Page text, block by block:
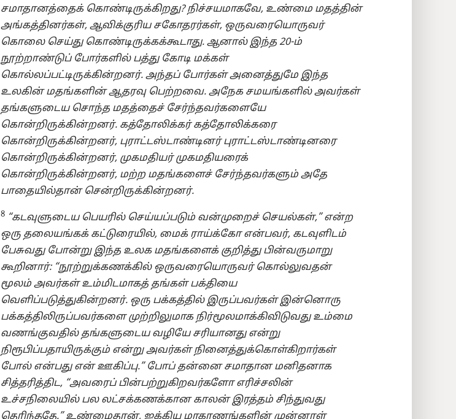
சமாதானத்தைக் கொண்டிருக்கிறது? நிச்சயமாகவே, உண்மை மதத்தின்
அங்கத்தினர்கள், ஆவிக்குரிய சகோதரர்கள், ஒருவரையொருவர்
கொலை செய்து கொண்டிருக்கக்கூடாது. ஆனால் இந்த 20-ம்
நூற்றாண்டுப் போர்களில் பத்து கோடி மக்கள்
கொல்லப்பட்டிருக்கின்றனர். அந்தப் போர்கள் அனைத்துமே இந்த
உலகின் மதங்களின் ஆதரவு பெற்றவை. அநேக சமயங்களில் அவர்கள்
தங்களுடைய சொந்த மதத்தைச் சேர்ந்தவர்களையே
கொன்றிருக்கின்றனர். கத்தோலிக்கர் கத்தோலிக்கரை
கொன்றிருக்கின்றனர், புராட்டஸ்டாண்டினர் புராட்டஸ்டாண்டினரை
கொன்றிருக்கின்றனர், முகமதியர் முகமதியரைக்
கொன்றிருக்கின்றனர், மற்ற மதங்களைச் சேர்ந்தவர்களும் அதே
பாதையில்தான் சென்றிருக்கின்றனர்.
8 “கடவுளுடைய பெயரில் செய்யப்படும் வன்முறைச் செயல்கள்,” என்ற
ஒரு தலையங்கக் கட்டுரையில், மைக் ராய்க்கோ என்பவர், கடவுளிடம்
பேசுவது போன்று இந்த உலக மதங்களைக் குறித்து பின்வருமாறு
கூறினார்: “நூற்றுக்கணக்கில் ஒருவரையொருவர் கொல்லுவதன்
மூலம் அவர்கள் உம்மிடமாகத் தங்கள் பக்தியை
வெளிப்படுத்துகின்றனர். ஒரு பக்கத்தில் இருப்பவர்கள் இன்னொரு
பக்கத்திலிருப்பவர்களை முற்றிலுமாக நிர்மூலமாக்கிவிடுவது உம்மை
வணங்குவதில் தங்களுடைய வழியே சரியானது என்று
நிரூபிப்பதாயிருக்கும் என்று அவர்கள் நினைத்துக்கொள்கிறார்கள்
போல் என்பது என் ஊகிப்பு.” போப் தன்னை சமாதான மனிதனாக
சித்தரித்திட, “அவரைப் பின்பற்றுகிறவர்களோ எரிச்சலின்
உச்சநிலையில் பல லட்சக்கணக்கான காலன் இரத்தம் சிந்துவது